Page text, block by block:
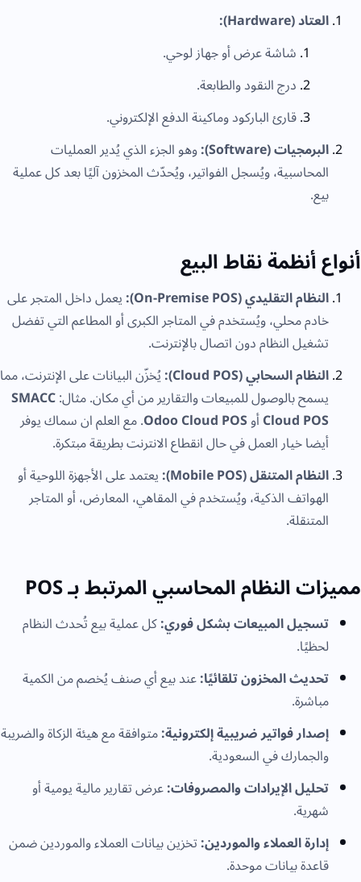
العتاد (Hardware):
شاشة عرض أو جهاز لوحي.
درج النقود والطابعة.
قارئ الباركود وماكينة الدفع الإلكتروني.
البرمجيات (Software):
وهو الجزء الذي يُدير العمليات
المحاسبية، ويُسجل الفواتير، ويُحدّث المخزون آليًا بعد كل عملية
بيع.
أنواع أنظمة نقاط البيع
النظام التقليدي (On-Premise POS):
يعمل داخل المتجر على
خادم محلي، ويُستخدم في المتاجر الكبرى أو المطاعم التي تفضل
تشغيل النظام دون اتصال بالإنترنت.
النظام السحابي (Cloud POS):
يُخزّن البيانات على الإنترنت، مما
يسمح بالوصول للمبيعات والتقارير من أي مكان. مثال:SMACC
Cloud POSأوOdoo Cloud POS. مع العلم ان سماك يوفر
أيضا خيار العمل في حال انقطاع الانترنت بطريقة مبتكرة.
النظام المتنقل (Mobile POS):
يعتمد على الأجهزة اللوحية أو
الهواتف الذكية، ويُستخدم في المقاهي، المعارض، أو المتاجر
المتنقلة.
مميزات النظام المحاسبي المرتبط بـ POS
تسجيل المبيعات بشكل فوري:كل عملية بيع تُحدث النظام
لحظيًا.
تحديث المخزون تلقائيًا:عند بيع أي صنف يُخصم من الكمية
مباشرة.
إصدار فواتير ضريبية إلكترونية:متوافقة مع هيئة الزكاة والضريبة
والجمارك في السعودية.
تحليل الإيرادات والمصروفات:عرض تقارير مالية يومية أو
شهرية.
إدارة العملاء والموردين:تخزين بيانات العملاء والموردين ضمن
قاعدة بيانات موحدة.